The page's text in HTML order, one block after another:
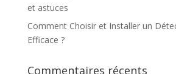
et astuces
Comment Choisir et Installer un
Efficace ?
Commentaires récents